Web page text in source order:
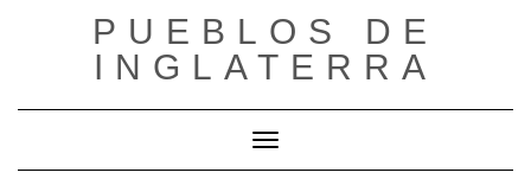
PUEBLOS DE
INGLATERRA
Cambiar modo de navegación